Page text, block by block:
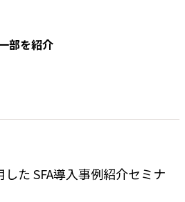
部を紹介
た SFA導入事例紹介セミナ